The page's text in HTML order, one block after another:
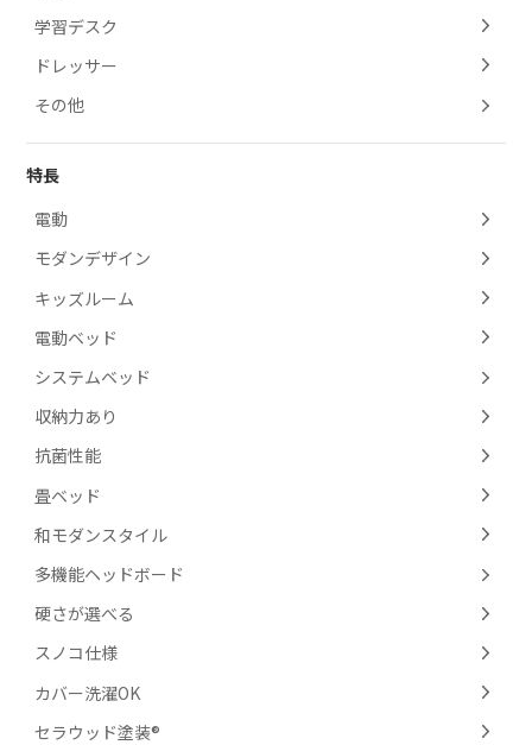
学習デスク
ドレッサー
その他
特長
電動
モダンデザイン
キッズルーム
電動ベッド
システムベッド
収納力あり
抗菌性能
畳ベッド
和モダンスタイル
多機能ヘッドボード
硬さが選べる
スノコ仕様
カバー洗濯OK
セラウッド塗装®